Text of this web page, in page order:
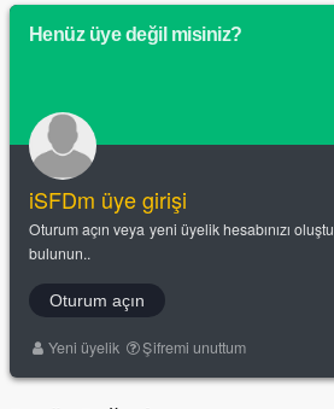
Henüz üye değil misiniz?
iSFDm üye girişi
Oturum açın veya yeni üyelik hesabınızı
bulunun..
Oturum açın
Yeni üyelik Şifremi unuttum